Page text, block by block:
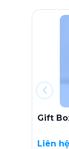
Gift
Liên hệ